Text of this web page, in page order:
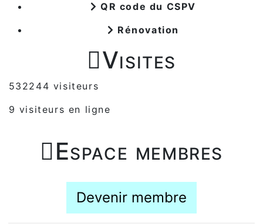
QR code du CSPV
Rénovation
Visites
532244 visiteurs
9 visiteurs en ligne
Espace membres
Devenir membre